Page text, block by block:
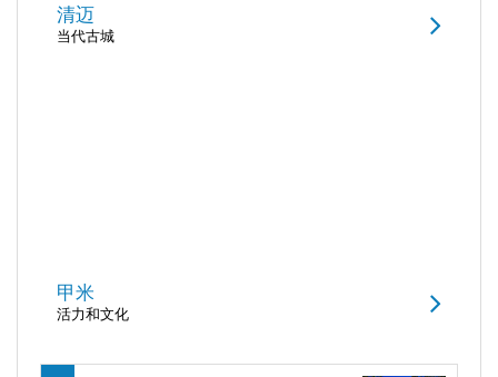
清迈
当代古城
甲米
活力和文化